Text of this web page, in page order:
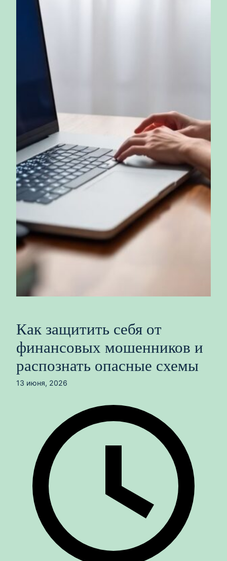
Как защитить себя от
финансовых мошенников и
распознать опасные схемы
13 июня, 2026